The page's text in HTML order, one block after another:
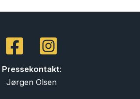
Pressekontakt:
Jørgen Olsen